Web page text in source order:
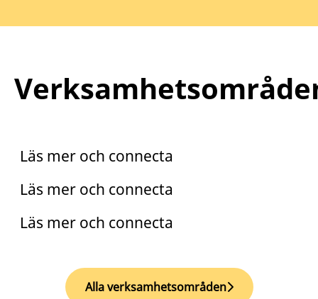
Läs mer och connecta
Läs mer och connecta
Läs mer och connecta
Alla verksamhetsområden